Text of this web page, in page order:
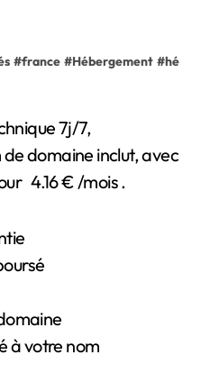
#france #Hébergement #
domaine inclut, avec
4.16 € /mois .
à votre nom